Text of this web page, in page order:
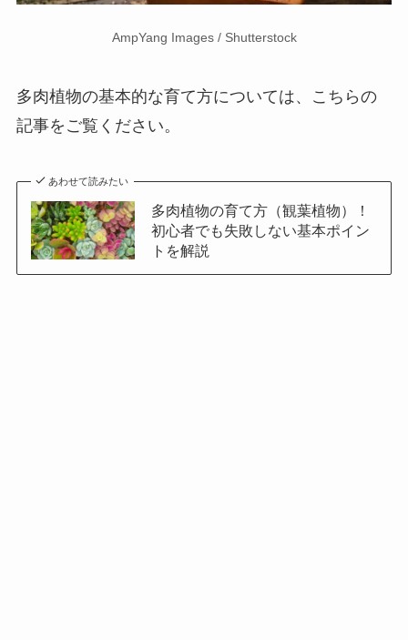
AmpYang Images / Shutterstock
多肉植物の基本的な育て方については、こちらの
記事をご覧ください。
あわせて読みたい
多肉植物の育て方（観葉植物）！
初心者でも失敗しない基本ポイン
トを解説